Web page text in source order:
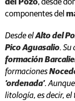
del Pozo, desde
componentes del
Desde elAlto del
Pico Aguasalio. Su
formación
formaciones
‘ordenada’.
litología, es decir, el